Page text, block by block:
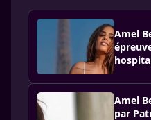
Amel
Amel
par